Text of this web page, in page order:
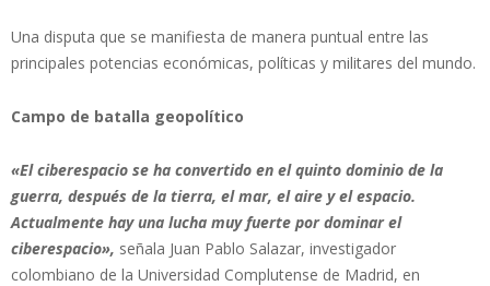
Una disputa que se manifiesta de manera puntual entre las
principales potencias económicas, políticas y militares del mundo.
Campo de batalla geopolítico
«El ciberespacio se ha convertido en el quinto dominio de la
guerra, después de la tierra, el mar, el aire y el espacio.
Actualmente hay una lucha muy fuerte por dominar el
ciberespacio», señala Juan Pablo Salazar, investigador
colombiano de la Universidad Complutense de Madrid, en